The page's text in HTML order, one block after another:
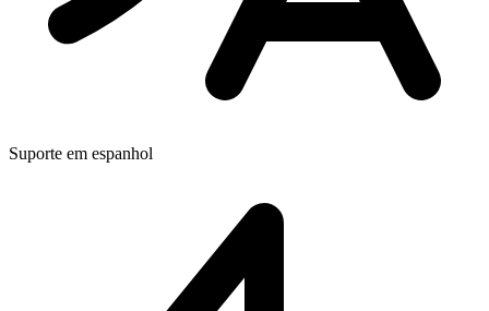
Suporte em espanhol